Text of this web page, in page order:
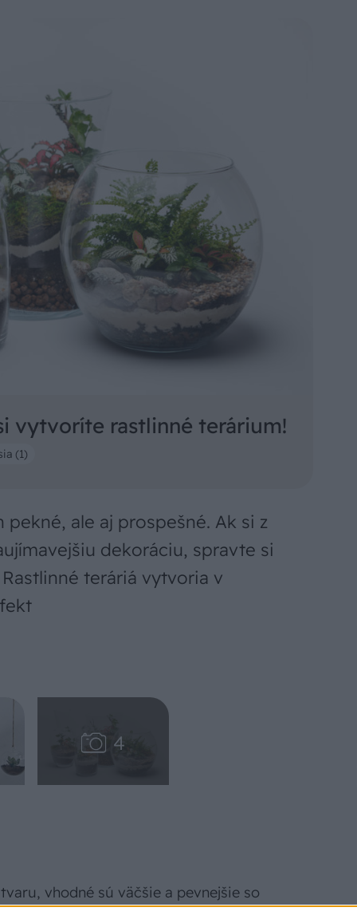
vytvoríte rastlinné terárium!
(1)
ale aj prospešné. Ak si z
dekoráciu, spravte si
teráriá vytvoria v
vhodné sú väčšie a pevnejšie so
vyskúšať aj zaváraninové fľaše ako